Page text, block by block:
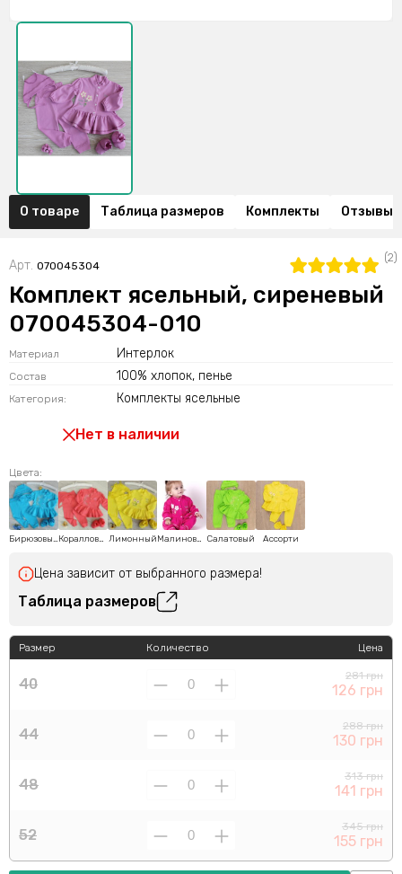
О товаре Таблица размеров Комплекты Отзывы
Арт. 070045304
(2)
Комплект ясельный, сиреневый
070045304-010
Материал Интерлок
Состав 100% хлопок, пенье
Категория: Комплекты ясельные
Нет в наличии
Цвета:
Бирюзовый Коралловый Лимонный Малиновый Салатовый Ассорти
Цена зависит от выбранного размера!
Таблица размеров
Размер
40
44
48
52
Количество Цена
281 грн
126 грн
288 грн
130 грн
313 грн
141 грн
345 грн
155 грн